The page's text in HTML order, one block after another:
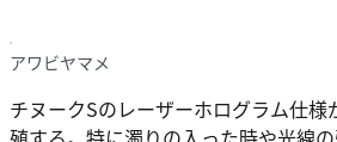
アワビヤマメ
チヌークSのレーザーホログラム仕様